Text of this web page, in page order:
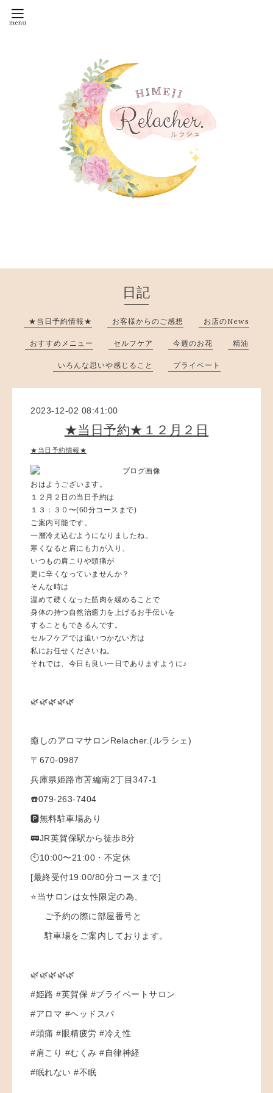
日記
★当日予約情報★ お客様からのご感想 お店のNews
おすすめメニュー セルフケア 今週のお花 精油
いろんな思いや感じること プライベート
2023-12-02 08:41:00
★当日予約★１２月２日
★当日予約情報★
おはようございます。
１２月２日の当日予約は
１３：３０〜(60分コースまで)
ご案内可能です。
一層冷え込むようになりましたね。
寒くなると肩にも力が入り、
いつもの肩こりや頭痛が
更に辛くなっていませんか？
そんな時は
温めて硬くなった筋肉を緩めることで
身体の持つ自然治癒力を上げるお手伝いを
することもできるんです。
セルフケアでは追いつかない方は
私にお任せくださいね。
それでは、今日も良い一日でありますように♪
🌿🌿🌿🌿🌿
癒しのアロマサロンRelacher.(ルラシェ)
〒670-0987
兵庫県姫路市苫編南2丁目347-1
☎️079-263-7404
🅿️無料駐車場あり
🚃JR英賀保駅から徒歩8分
🕙10:00〜21:00・不定休
[最終受付19:00/80分コースまで]
⭐️当サロンは女性限定の為、
ご予約の際に部屋番号と
駐車場をご案内しております。
🌿🌿🌿🌿🌿
#姫路 #英賀保 #プライベートサロン
#アロマ #ヘッドスパ
#頭痛 #眼精疲労 #冷え性
#肩こり #むくみ #自律神経
#眠れない #不眠